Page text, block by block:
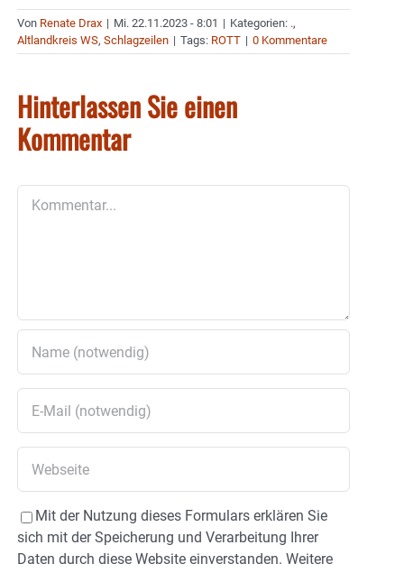
Von Renate Drax | Mi. 22.11.2023 - 8:01 | Kategorien: .,
Altlandkreis WS, Schlagzeilen | Tags: ROTT | 0 Kommentare
Hinterlassen Sie einen
Kommentar
Mit der Nutzung dieses Formulars erklären Sie
sich mit der Speicherung und Verarbeitung Ihrer
Daten durch diese Website einverstanden. Weitere